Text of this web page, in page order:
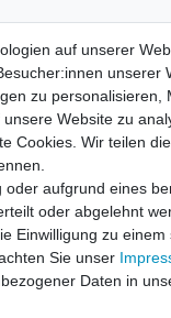
auf unserer
unserer
zu personalisieren,
Website zu
Cookies. Wir teilen
oder aufgrund eines
oder abgelehnt
Einwilligung zu einem
Sie unser
Daten in